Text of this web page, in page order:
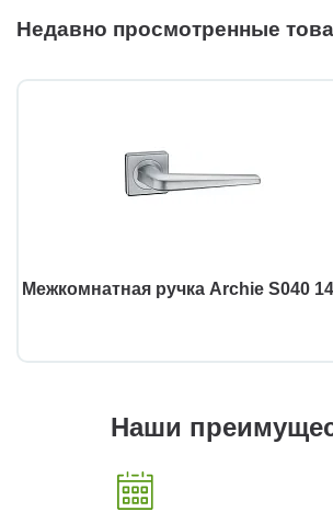
Недавно просмотренные
Межкомнатная ручка Archie S040
Наши